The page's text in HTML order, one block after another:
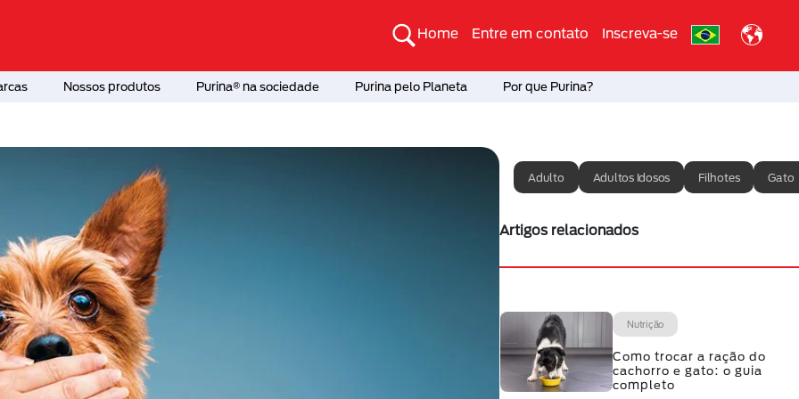
Home Entre em contato Inscreva-se
Nossos produtos Purina® na sociedade Purina pelo Planeta Por que Purina?
Adulto Adultos Idosos Filhotes Gato
Artigos relacionados
Nutrição
Como trocar a ração do
cachorro e gato: o guia
completo